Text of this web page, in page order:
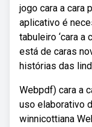
jogo cara a cara
aplicativo é
tabuleiro ‘cara a
está de caras
histórias das
Webpdf) cara a
uso elaborativo
winnicottiana